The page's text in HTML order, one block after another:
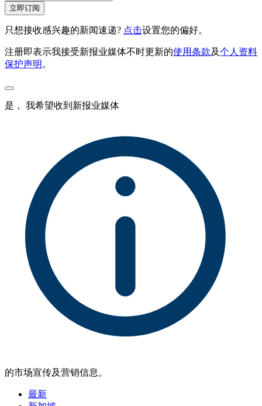
立即订阅
只想接收感兴趣的新闻速递? 点击设置您的偏好。
注册即表示我接受新报业媒体不时更新的使用条款及个人资料
保护声明 。
是， 我希望收到新报业媒体
的市场宣传及营销信息。
最新